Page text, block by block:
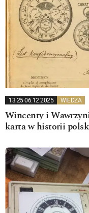
13:25 06.12.2025 WIEDZA
Wincenty i
karta w historii